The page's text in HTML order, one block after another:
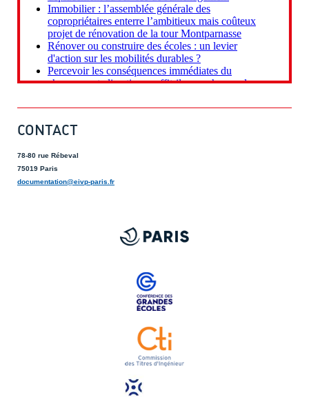
CONTACT
78-80 rue Rébeval
75019 Paris
documentation@eivp-paris.fr